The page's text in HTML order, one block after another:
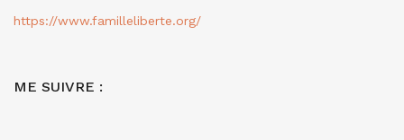
https://www.familleliberte.org/
ME SUIVRE :